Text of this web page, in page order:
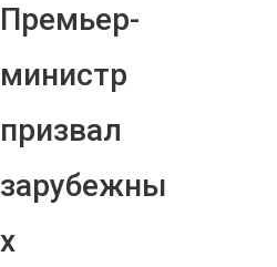
Премьер-
министр
призвал
зарубежны
х